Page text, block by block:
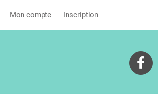
Mon compte Inscription